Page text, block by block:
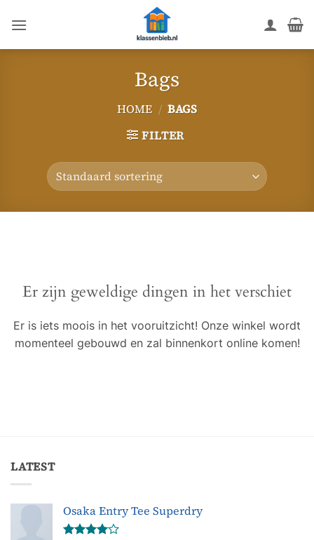
naar
Bags
HOME / BAGS
FILTER
Er zijn geweldige dingen in het verschiet
Er is iets moois in het vooruitzicht! Onze winkel wordt
momenteel gebouwd en zal binnenkort online komen!
LATEST
Osaka Entry Tee Superdry